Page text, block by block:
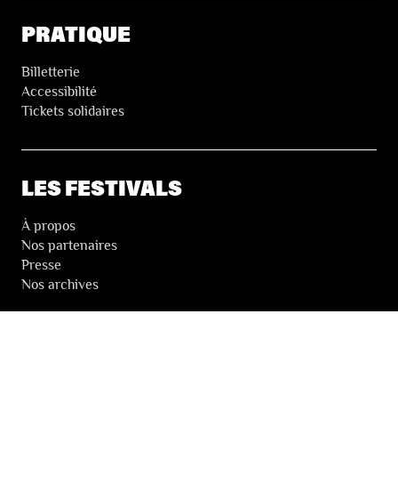
PRATIQUE
Billetterie
Accessibilité
Tickets solidaires
LES FESTIVALS
À propos
Nos partenaires
Presse
Nos archives